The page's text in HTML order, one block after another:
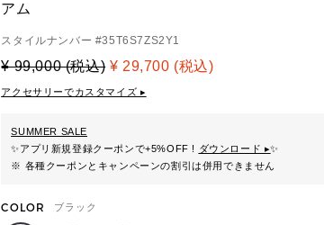
アム
スタイルナンバー #35T6S7ZS2Y1
¥ 99,000 (税込) ¥ 29,700 (税込)
アクセサリーでカスタマイズ ▸
SUMMER SALE
✨アプリ新規登録クーポンで+5%OFF ! ダウンロード ▸✨
※ 各種クーポンとキャンペーンの割引は併用できません
COLOR ブラック